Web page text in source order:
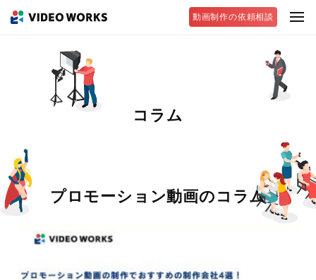
動画制作の依頼相談
コラム
プロモーション動画のコラム